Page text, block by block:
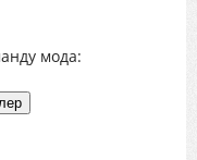
мода: